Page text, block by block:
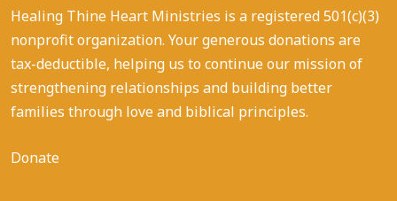
Healing Thine Heart Ministries is a registered 501(c)(3)
nonprofit organization. Your generous donations are
tax-deductible, helping us to continue our mission of
strengthening relationships and building better
families through love and biblical principles.
Donate